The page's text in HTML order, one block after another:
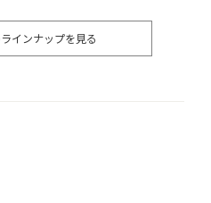
インナップを見る